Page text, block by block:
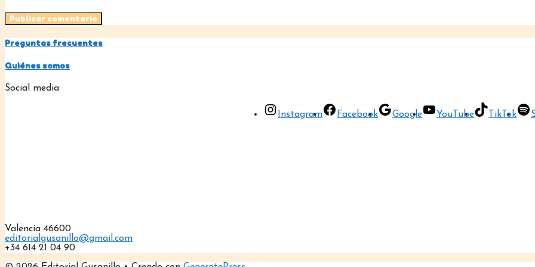
Preguntas frecuentes
Quiénes somos
Social media
Instagram Facebook Google YouTube TikTok
Valencia 46600
editorialgusanillo@gmail.com
+34 614 21 04 90